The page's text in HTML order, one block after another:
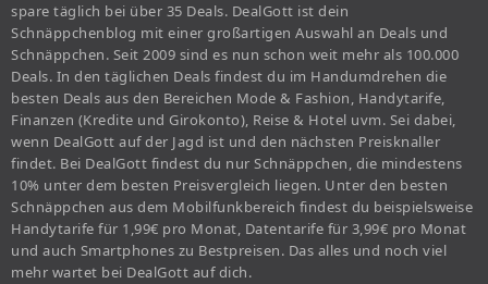
spare täglich bei über 35 Deals. DealGott ist dein
Schnäppchenblog mit einer großartigen Auswahl an Deals und
Schnäppchen. Seit 2009 sind es nun schon weit mehr als 100.000
Deals. In den täglichen Deals findest du im Handumdrehen die
besten Deals aus den Bereichen Mode & Fashion, Handytarife,
Finanzen (Kredite und Girokonto), Reise & Hotel uvm. Sei dabei,
wenn DealGott auf der Jagd ist und den nächsten Preisknaller
findet. Bei DealGott findest du nur Schnäppchen, die mindestens
10% unter dem besten Preisvergleich liegen. Unter den besten
Schnäppchen aus dem Mobilfunkbereich findest du beispielsweise
Handytarife für 1,99€ pro Monat, Datentarife für 3,99€ pro Monat
und auch Smartphones zu Bestpreisen. Das alles und noch viel
mehr wartet bei DealGott auf dich.